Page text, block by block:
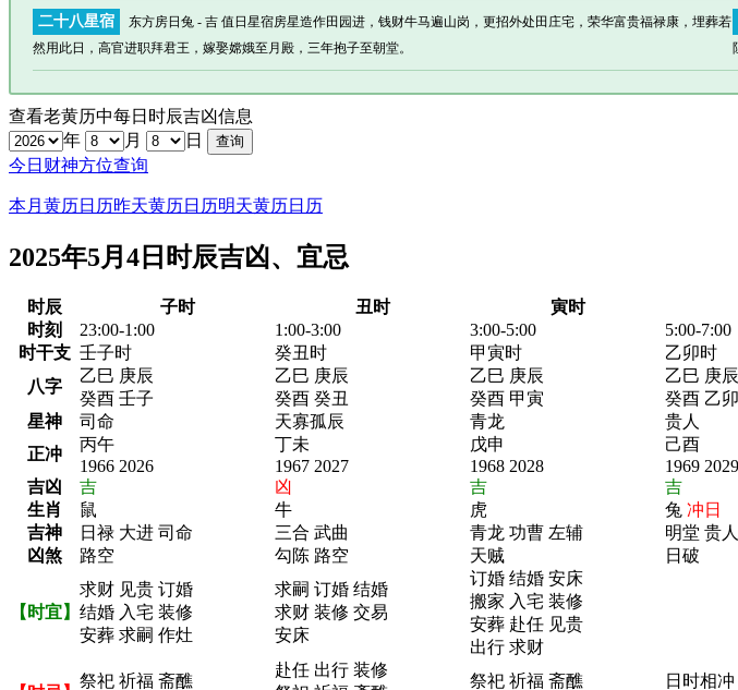
二十八星宿
东方房日兔 - 吉 值日星宿房星造作田园进，钱财牛马遍山岗，更招外处田庄宅，荣华富贵福禄康，埋葬若
然用此日，高官进职拜君王，嫁娶嫦娥至月殿，三年抱子至朝堂。
查看老黄历中每日时辰吉凶信息
年
月
日
今日财神方位查询
本月黄历日历昨天黄历日历明天黄历日历
2025年5月4日时辰吉凶、宜忌
时辰 子时 丑时 寅时
时刻
23:00-1:00 1:00-3:00 3:00-5:00 5:00-7:00
时干支 壬子时 癸丑时 甲寅时 乙卯时
八字
乙巳 庚辰
癸酉 壬子
乙巳 庚辰
癸酉 癸丑
乙巳 庚辰
癸酉 甲寅
乙巳 庚辰
癸酉 乙卯
星神
司命 天寡孤辰 青龙 贵人
正冲
丙午
1966 2026
丁未
1967 2027
戊申
1968 2028
己酉
1969 2029
吉凶
吉 凶 吉 吉
生肖
鼠 牛 虎 兔 冲日
吉神
日禄 大进 司命 三合 武曲 青龙 功曹 左辅 明堂 贵
凶煞
路空 勾陈 路空 天贼 日破
【时宜】
求财 见贵 订婚
结婚 入宅 装修
安葬 求嗣 作灶
求嗣 订婚 结婚
求财 装修 交易
安床
订婚 结婚 安床
搬家 入宅 装修
安葬 赴任 见贵
出行 求财
祭祀 祈福 斋醮
赴任 出行 装修
祭祀 祈福 斋醮
日时相冲